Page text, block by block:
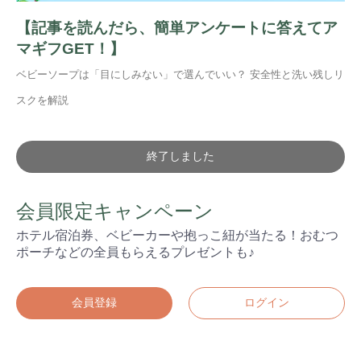
【記事を読んだら、簡単アンケートに答えてア
マギフGET！】
ベビーソープは「目にしみない」で選んでいい？ 安全性と洗い残しリ
スクを解説
終了しました
会員限定キャンペーン
ホテル宿泊券、ベビーカーや抱っこ紐が当たる！おむつ
ポーチなどの全員もらえるプレゼントも♪
会員登録 ログイン